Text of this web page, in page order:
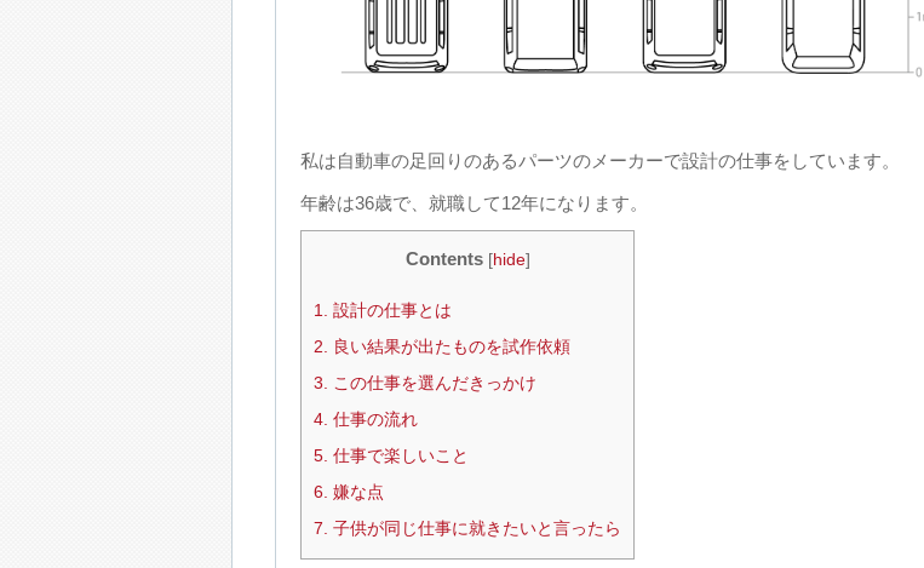
私は自動車の足回りのあるパーツのメーカーで設計の仕事をしています。
年齢は36歳で、就職して12年になります。
Contents [hide]
1.
設計の仕事とは
2.
良い結果が出たものを試作依頼
3.
この仕事を選んだきっかけ
4. 仕事の流れ
5. 仕事で楽しいこと
6. 嫌な点
7. 子供が同じ仕事に就きたいと言ったら